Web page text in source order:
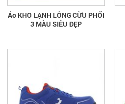
Áo KHO LẠNH LÔNG CỪU PHỐI
3 MÀU SIÊU ĐẸP